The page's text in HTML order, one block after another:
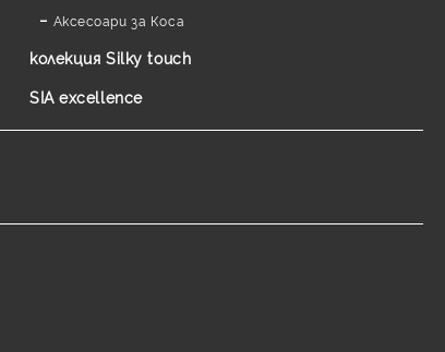
Аксесоари за Коса
колекция Silky touch
SIA excellence